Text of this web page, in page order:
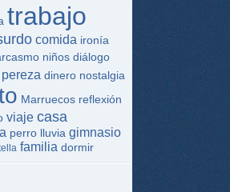
trabajo
comida ironía
niños diálogo
pereza dinero nostalgia
Marruecos reflexión
viaje casa
perro lluvia gimnasio
familia dormir